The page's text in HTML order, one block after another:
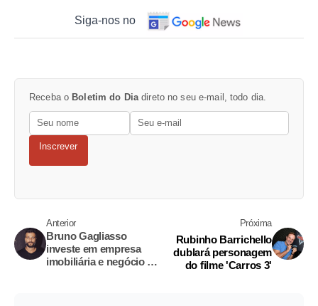
Siga-nos no
Receba o Boletim do Diadireto no seu e-mail, todo dia.
Inscrever
Anterior
Bruno Gagliasso
investe em empresa
imobiliária e negócio é
Próxima
Rubinho Barrichello
dublará personagem
do filme 'Carros 3'